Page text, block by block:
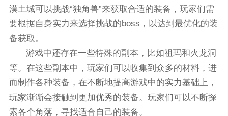
漠土城可以挑战“独角兽”来获取合适的装备，玩家们需
要根据自身实力来选择挑战的boss，以达到最优化的装
备获取。
游戏中还存在一些特殊的副本，比如祖玛和火龙洞
等。在这些副本中，玩家们可以收集到众多的材料，进
而制作各种装备，在不断地提高游戏中的实力基础上，
玩家渐渐会接触到更加优秀的装备。玩家们可以不断探
索各个角落，寻找适合自己的装备。